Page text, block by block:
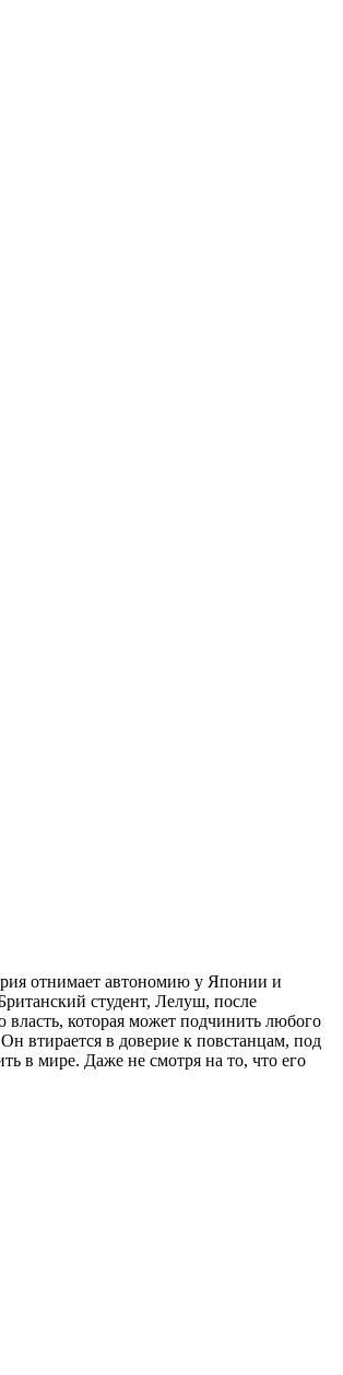
отнимает автономию у Японии и
студент, Лелуш, после
которая может подчинить любого
втирается в доверие к повстанцам, под
в мире. Даже не смотря на то, что его